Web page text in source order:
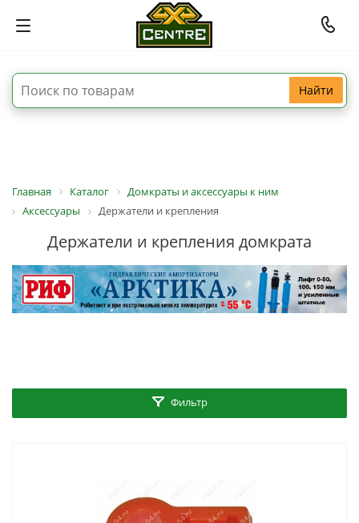
Найти
Главная Каталог
Домкраты и аксессуары к ним
Аксессуары
Держатели и крепления
Держатели и крепления домкрата
Фильтр